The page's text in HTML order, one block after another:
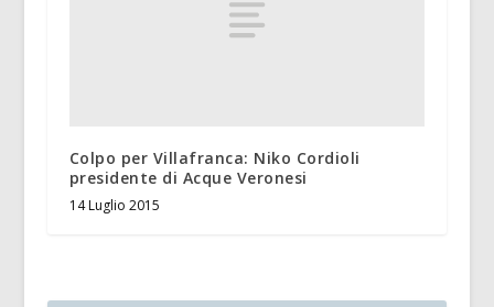
Colpo per Villafranca: Niko Cordioli
presidente di Acque Veronesi
14 Luglio 2015